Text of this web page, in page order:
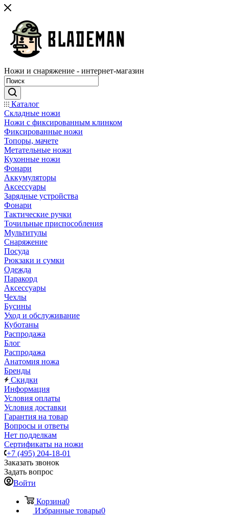
Ножи и снаряжение - интернет-магазин
Каталог
Складные ножи
Ножи с фиксированным клинком
Фиксированные ножи
Топоры, мачете
Метательные ножи
Кухонные ножи
Фонари
Аккумуляторы
Аксессуары
Зарядные устройства
Фонари
Тактические ручки
Точильные приспособления
Мультитулы
Снаряжение
Посуда
Рюкзаки и сумки
Одежда
Паракорд
Аксессуары
Чехлы
Бусины
Уход и обслуживание
Куботаны
Распродажа
Блог
Распродажа
Анатомия ножа
Бренды
Скидки
Информация
Условия оплаты
Условия доставки
Гарантия на товар
Вопросы и ответы
Нет подделкам
Сертификаты на ножи
+7 (495) 204-18-01
Заказать звонок
Задать вопрос
Войти
Корзина0
Избранные товары0